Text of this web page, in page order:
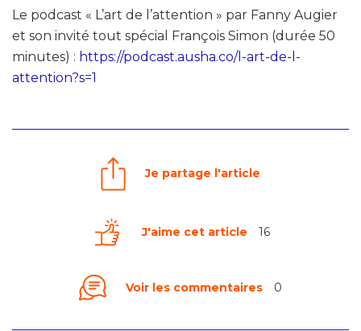
Le podcast « L’art de l’attention » par Fanny Augier
et son invité tout spécial François Simon (durée 50
minutes) : https://podcast.ausha.co/l-art-de-l-
attention?s=1
Je partage l'article
J'aime cet article 16
Voir les commentaires 0